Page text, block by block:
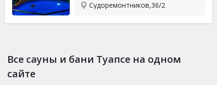
Судоремонтников,36/2
Все сауны и бани Туапсе на одном
сайте